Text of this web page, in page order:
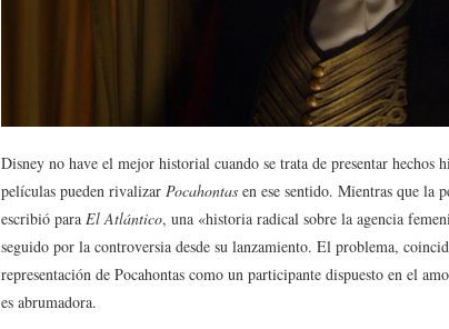
Disney no have el mejor historial cuando se trata de presentar hechos
películas pueden rivalizar Pocahontas en ese sentido. Mientras que la
escribió para El Atlántico, una «historia radical sobre la agencia
seguido por la controversia desde su lanzamiento. El problema,
representación de Pocahontas como un participante dispuesto en el
es abrumadora.